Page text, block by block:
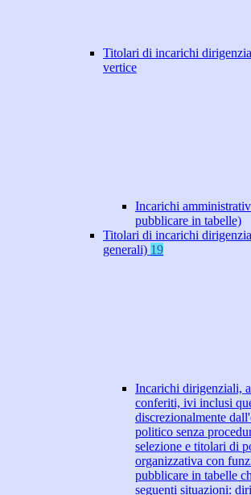
Titolari di incarichi
vertice
Incarichi
pubblicare in tabelle)
Titolari di incarichi
generali) 19
Incarichi dirigenziali,
conferiti, ivi inclusi
discrezionalmente
politico senza
selezione e titolari di
organizzativa con
pubblicare in tabelle
seguenti situazioni: